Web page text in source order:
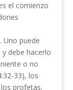
el comienzo
Uno puede
debe hacerlo
o no
33), los
profetas.